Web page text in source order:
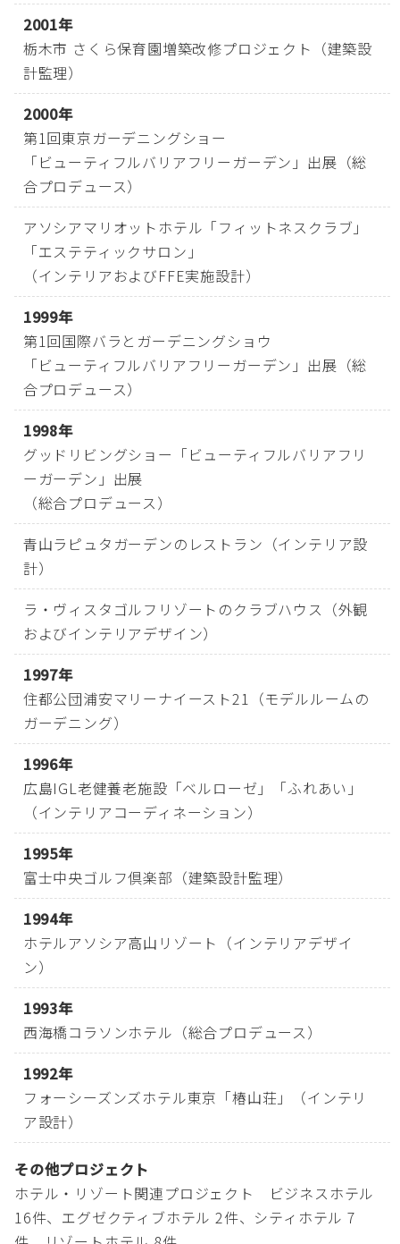
2001年
栃木市 さくら保育園増築改修プロジェクト（建築設
計監理）
2000年
第1回東京ガーデニングショー
「ビューティフルバリアフリーガーデン」出展（総
合プロデュース）
アソシアマリオットホテル「フィットネスクラブ」
「エステティックサロン」
（インテリアおよびFFE実施設計）
1999年
第1回国際バラとガーデニングショウ
「ビューティフルバリアフリーガーデン」出展（総
合プロデュース）
1998年
グッドリビングショー「ビューティフルバリアフリ
ーガーデン」出展
（総合プロデュース）
青山ラピュタガーデンのレストラン（インテリア設
計）
ラ・ヴィスタゴルフリゾートのクラブハウス（外観
およびインテリアデザイン）
1997年
住都公団浦安マリーナイースト21（モデルルームの
ガーデニング）
1996年
広島IGL老健養老施設「ベルローゼ」「ふれあい」
（インテリアコーディネーション）
1995年
富士中央ゴルフ倶楽部（建築設計監理）
1994年
ホテルアソシア高山リゾート（インテリアデザイ
ン）
1993年
西海橋コラソンホテル（総合プロデュース）
1992年
フォーシーズンズホテル東京「椿山荘」（インテリ
ア設計）
その他プロジェクト
ホテル・リゾート関連プロジェクト ビジネスホテル
16件、エグゼクティブホテル 2件、シティホテル 7